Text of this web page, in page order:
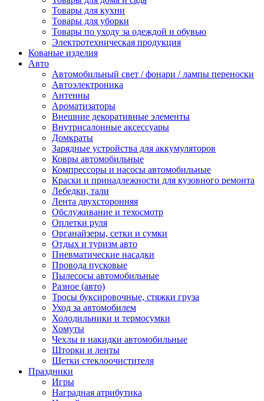
Товары для кухни
Товары для уборки
Товары по уходу за одеждой и обувью
Электротехническая продукция
Кованые изделия
Авто
Автомобильный свет / фонари / лампы переноски
Автоэлектроника
Антенны
Ароматизаторы
Внешние декоративные элементы
Внутрисалонные аксессуары
Домкраты
Зарядные устройства для аккумуляторов
Ковры автомобильные
Компрессоры и насосы автомобильные
Краски и принадлежности для кузовного ремонта
Лебедки, тали
Лента двухсторонняя
Обслуживание и техосмотр
Оплетки руля
Органайзеры, сетки и сумки
Отдых и туризм авто
Пневматические насадки
Провода пусковые
Пылесосы автомобильные
Разное (авто)
Тросы буксировочные, стяжки груза
Уход за автомобилем
Холодильники и термосумки
Хомуты
Чехлы и накидки автомобильные
Шторки и ленты
Щетки стеклоочистителя
Праздники
Игры
Наградная атрибутика